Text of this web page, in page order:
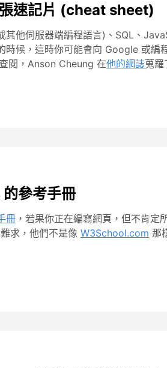
速記片 (cheat sheet)
其他伺服器端編程語言)、SQL、
時候，這時你可能會向 Google 或
閱，Anson Cheung 在他的網誌蒐羅
參考手冊
冊 ，若果你正在編寫網頁，但不肯
求，他們不是像 W3School.com 那